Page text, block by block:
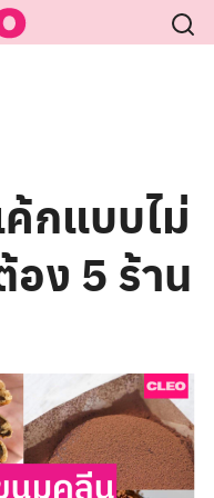
กแบบไม่
ง 5 ร้าน